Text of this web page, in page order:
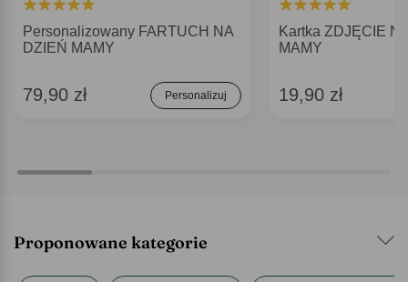
Personalizowany FARTUCH NA
DZIEŃ MAMY
79,90 zł Personalizuj
Kartka ZDJĘCIE
MAMY
19,90 zł
Proponowane kategorie